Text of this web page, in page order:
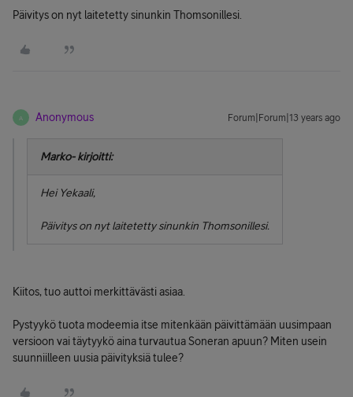
Päivitys on nyt laitetetty sinunkin Thomsonillesi.
A Anonymous Forum|Forum|13 years ago
Marko- kirjoitti:
Hei Yekaali,
Päivitys on nyt laitetetty sinunkin Thomsonillesi.
Kiitos, tuo auttoi merkittävästi asiaa.
Pystyykö tuota modeemia itse mitenkään päivittämään uusimpaan
versioon vai täytyykö aina turvautua Soneran apuun? Miten usein
suunniilleen uusia päivityksiä tulee?